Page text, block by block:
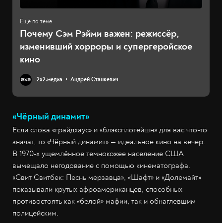
Почему Сэм Рэйми важен: режиссёр,
изменивший хорроры и супергеройское
кино
2х2.медиа Андрей Станкевич
«Чёрный динамит»
Если слова «грайдхаус» и «блэксплотейшн» для вас что-то
значат, то «Чёрный динамит» — идеальное кино на вечер.
В 1970-х ущемлённое темнокожее население США
вымещало негодование с помощью кинематографа.
«Свит Свитбек: Песнь мерзавца», «Шафт» и «Долемайт»
показывали крутых афроамериканцев, способных
противостоять как «белой» мафии, так и обнаглевшим
полицейским.